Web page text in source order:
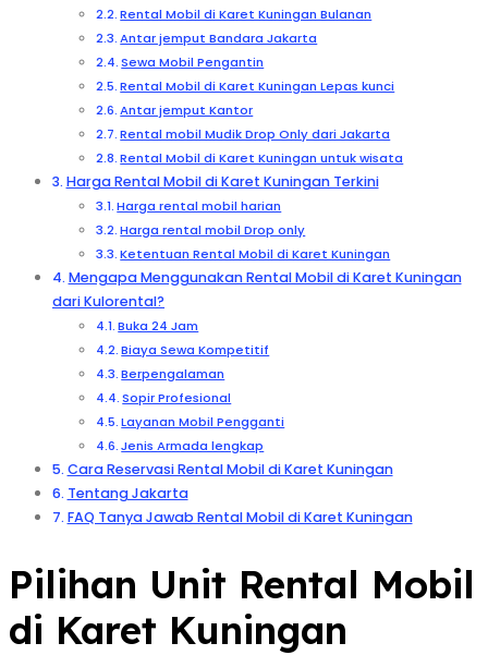
Rental Mobil di Karet Kuningan Bulanan
Antar jemput Bandara Jakarta
Sewa Mobil Pengantin
Rental Mobil di Karet Kuningan Lepas kunci
Antar jemput Kantor
Rental mobil Mudik Drop Only dari Jakarta
Rental Mobil di Karet Kuningan untuk wisata
Harga Rental Mobil di Karet Kuningan Terkini
Harga rental mobil harian
Harga rental mobil Drop only
Ketentuan Rental Mobil di Karet Kuningan
Mengapa Menggunakan Rental Mobil di Karet Kuningan
dari Kulorental?
Buka 24 Jam
Biaya Sewa Kompetitif
Berpengalaman
Sopir Profesional
Layanan Mobil Pengganti
Jenis Armada lengkap
Cara Reservasi Rental Mobil di Karet Kuningan
Tentang Jakarta
FAQ Tanya Jawab Rental Mobil di Karet Kuningan
Pilihan Unit Rental Mobil
di Karet Kuningan